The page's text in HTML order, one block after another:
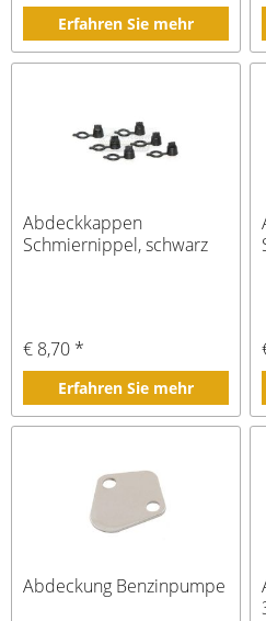
Erfahren Sie mehr
Abdeckkappen
Schmiernippel, schwarz
€ 8,70 *
Erfahren Sie mehr
Abdeckung Benzinpumpe